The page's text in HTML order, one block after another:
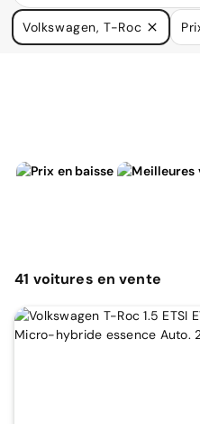
Nous avons de nombreuses
à vos
Volkswagen, T-Roc
41 voitures en vente